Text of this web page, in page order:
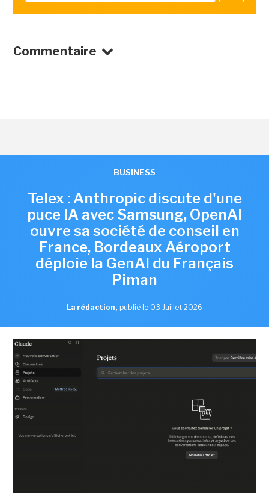
Commentaire
BUSINESS
Telex : Anthropic discute d'une
puce IA avec Samsung, OpenAI
ouvre sa société de conseil en
France, Bordeaux Aéroport
déploie la GenAI du Français
Piman
La rédaction , publié le 03 Juillet 2026